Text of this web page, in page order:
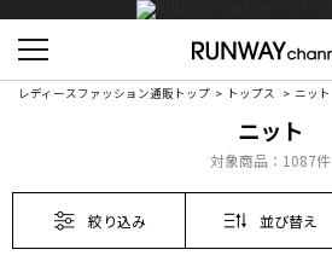
レディースファッション通販トップ トップス ニット
ニット
対象商品： 1087件
絞り込み 並び替え